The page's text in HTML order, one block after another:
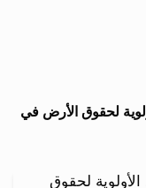
لحقوق الأرض في